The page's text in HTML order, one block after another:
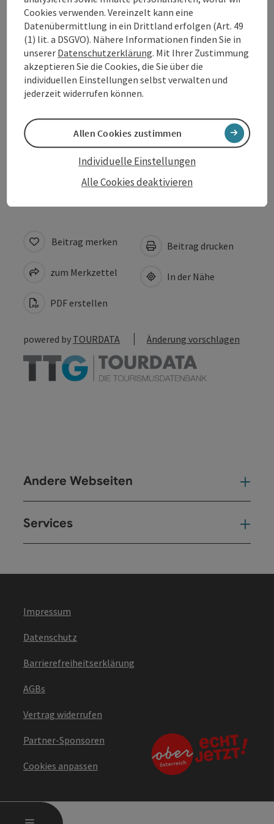
Kontakt
Öffnungszeiten
Anreise/Lage
Eignung
Barrierefreiheit
Beitrag merken
zum Merkzettel
PDF erstellen
Beitrag drucken
In der Nähe
powered by TOURDATA Änderung vorschlagen
Andere Webseiten
Services
Impressum
Datenschutz
Barrierefreiheitserklärung
AGBs
Vertrag widerrufen
Partner-Sponsoren
Cookies anpassen
Cookies verwenden. Vereinzelt kann eine
Datenübermittlung in ein Drittland erfolgen (Art. 49
(1) lit. a DSGVO). Nähere Informationen finden Sie in
unserer Datenschutzerklärung. Mit Ihrer Zustimmung
akzeptieren Sie die Cookies, die Sie über die
individuellen Einstellungen selbst verwalten und
jederzeit widerrufen können.
Alle Cookies deaktivieren
Individuelle Einstellungen
Allen Cookies zustimmen